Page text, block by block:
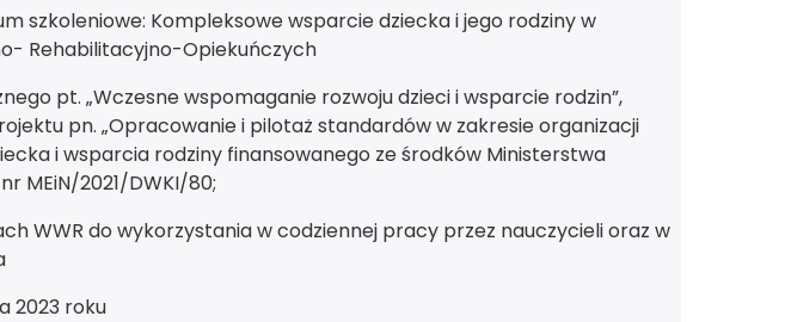
szkoleniowe: Kompleksowe wsparcie dziecka i jego rodziny w
Rehabilitacyjno-Opiekuńczych
pt. „Wczesne wspomaganie rozwoju dzieci i wsparcie rodzin”,
pn. „Opracowanie i pilotaż standardów w zakresie organizacji
i wsparcia rodziny finansowanego ze środków Ministerstwa
MEiN/2021/DWKI/80;
WWR do wykorzystania w codziennej pracy przez nauczycieli oraz w
2023 roku